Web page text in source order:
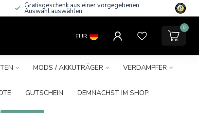
Gratisgeschenk aus einer vorgegebenen
Auswahl auswählen
EUR
0
MODS / AKKUTRÄGER VERDAMPFER
GUTSCHEIN DEMNÄCHST IM SHOP